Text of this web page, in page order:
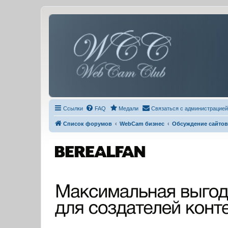
Ссылки FAQ Медали Связаться с администрацией
Список форумов WebCam бизнес Обсуждение сайтов